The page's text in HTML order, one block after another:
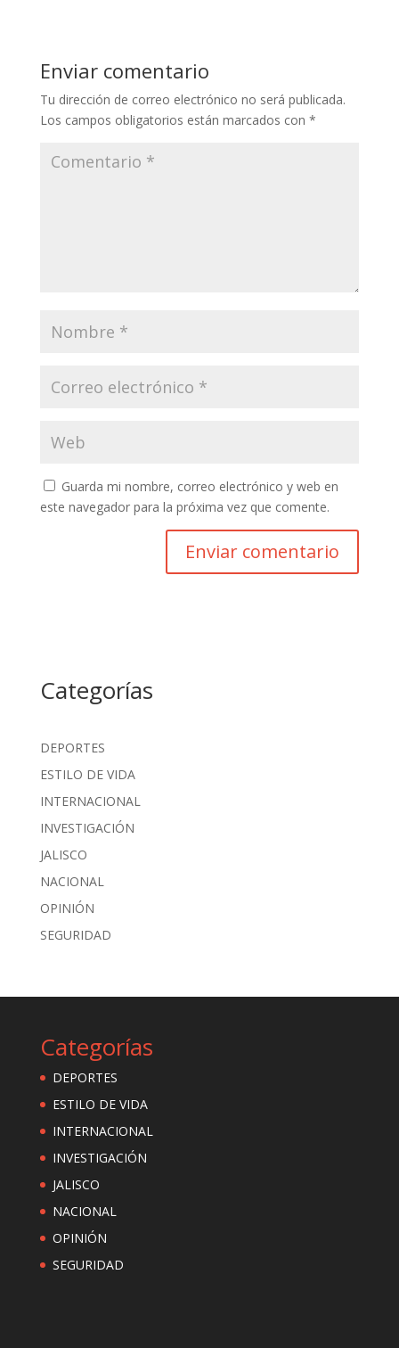
Enviar comentario
Tu dirección de correo electrónico no será publicada.
Los campos obligatorios están marcados con *
Guarda mi nombre, correo electrónico y web en
este navegador para la próxima vez que comente.
Categorías
DEPORTES
ESTILO DE VIDA
INTERNACIONAL
INVESTIGACIÓN
JALISCO
NACIONAL
OPINIÓN
SEGURIDAD
Categorías
DEPORTES
ESTILO DE VIDA
INTERNACIONAL
INVESTIGACIÓN
JALISCO
NACIONAL
OPINIÓN
SEGURIDAD